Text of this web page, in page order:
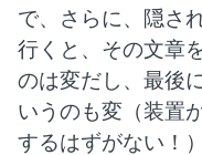
で、さらに、隠さ
行くと、その文章
のは変だし、最後
いうのも変（装置
するはずがない！